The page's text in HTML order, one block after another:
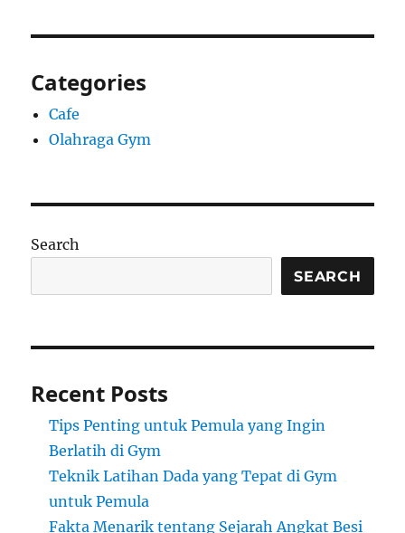
Categories
Cafe
Olahraga Gym
Search
SEARCH
Recent Posts
Tips Penting untuk Pemula yang Ingin
Berlatih di Gym
Teknik Latihan Dada yang Tepat di Gym
untuk Pemula
Fakta Menarik tentang Sejarah Angkat Besi